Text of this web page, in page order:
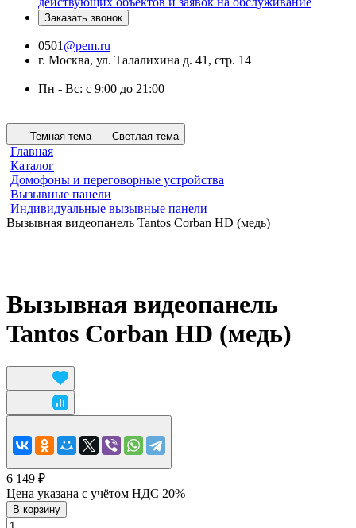
Заказать звонок
0501 @pem.ru
г. Москва, ул. Талалихина д. 41, стр. 14
Пн - Вс: с 9:00 до 21:00
Темная тема Светлая тема
Главная
Каталог
Домофоны и переговорные устройства
Вызывные панели
Индивидуальные вызывные панели
Вызывная видеопанель Tantos Corban HD (медь)
Вызывная видеопанель
Tantos Corban HD (медь)
6 149 ₽
Цена указана с учётом НДС 20%
В корзину